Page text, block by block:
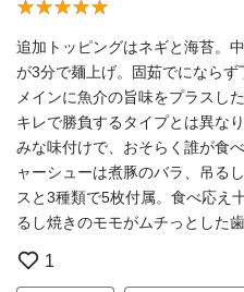
追加トッピングはネギと海苔。
が3分で麺上げ。固茹でになら
メインに魚介の旨味をプラスし
キレで勝負するタイプとは異な
みな味付けで、おそらく誰が食
ャーシューは煮豚のバラ、吊る
スと3種類で5枚付属。食べ応え
るし焼きのモモがムチっとした
1